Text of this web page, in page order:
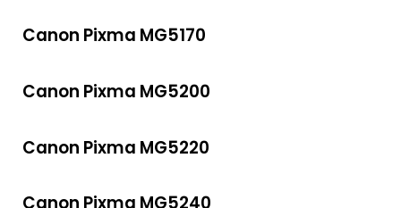
Canon Pixma MG5170
Canon Pixma MG5200
Canon Pixma MG5220